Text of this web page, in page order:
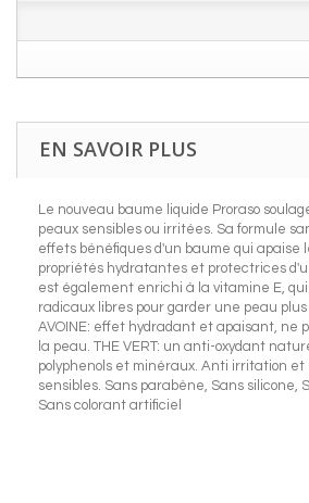
EN SAVOIR PLUS
Le nouveau baume liquide Proraso
peaux sensibles ou irritées. Sa formule
effets bénéfiques d'un baume qui apaise
propriétés hydratantes et protectrices
est également enrichi à la vitamine E,
radicaux libres pour garder une peau plus
AVOINE: effet hydradant et apaisant, ne
la peau. THE VERT: un anti-oxydant
polyphenols et minéraux. Anti irritation et
sensibles. Sans parabène, Sans silicone,
Sans colorant artificiel